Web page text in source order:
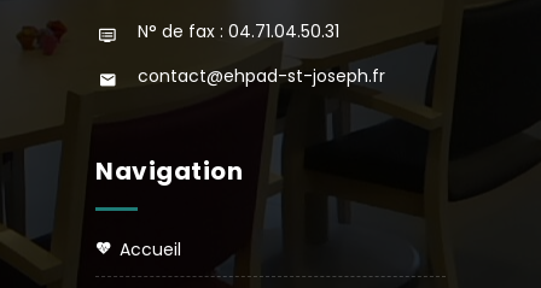
N° de fax : 04.71.04.50.31
contact@ehpad-st-joseph.fr
Navigation
accueil